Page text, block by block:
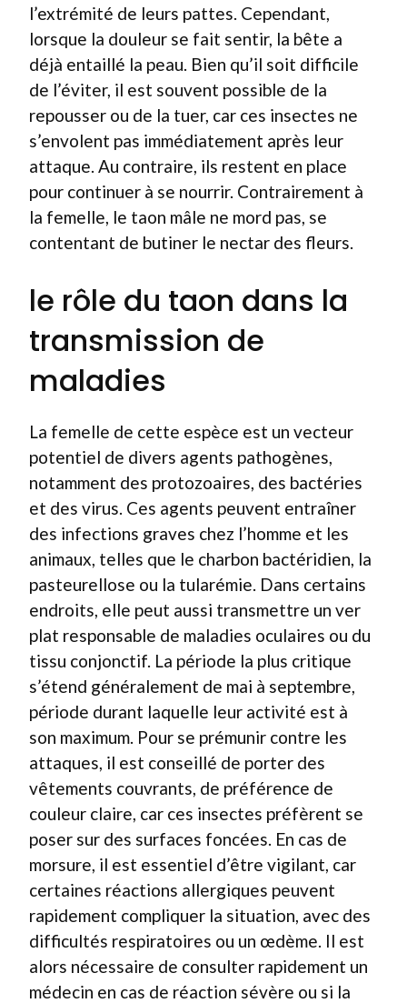
l’extrémité de leurs pattes. Cependant,
lorsque la douleur se fait sentir, la bête a
déjà entaillé la peau. Bien qu’il soit difficile
de l’éviter, il est souvent possible de la
repousser ou de la tuer, car ces insectes ne
s’envolent pas immédiatement après leur
attaque. Au contraire, ils restent en place
pour continuer à se nourrir. Contrairement à
la femelle, le taon mâle ne mord pas, se
contentant de butiner le nectar des fleurs.
le rôle du taon dans la
transmission de
maladies
La femelle de cette espèce est un vecteur
potentiel de divers agents pathogènes,
notamment des protozoaires, des bactéries
et des virus. Ces agents peuvent entraîner
des infections graves chez l’homme et les
animaux, telles que le charbon bactéridien, la
pasteurellose ou la tularémie. Dans certains
endroits, elle peut aussi transmettre un ver
plat responsable de maladies oculaires ou du
tissu conjonctif. La période la plus critique
s’étend généralement de mai à septembre,
période durant laquelle leur activité est à
son maximum. Pour se prémunir contre les
attaques, il est conseillé de porter des
vêtements couvrants, de préférence de
couleur claire, car ces insectes préfèrent se
poser sur des surfaces foncées. En cas de
morsure, il est essentiel d’être vigilant, car
certaines réactions allergiques peuvent
rapidement compliquer la situation, avec des
difficultés respiratoires ou un œdème. Il est
alors nécessaire de consulter rapidement un
médecin en cas de réaction sévère ou si la